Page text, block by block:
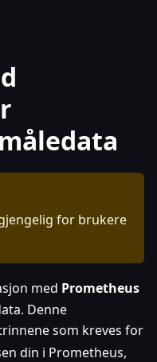
for brukere
med Prometheus
Denne
som kreves for
din i Prometheus,